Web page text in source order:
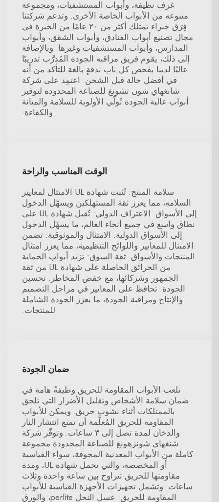
غرف نظيفة، وأبواب المستشفيات، ومجموعة
متنوعة من الأبواب الخاصة الأخرى. وتدعم شركتنا
فِرَق خبراء تمتلك أكثر من ٢٠ عامًا من الخبرة في
مجال تصنيع أبواب الفنادق، وأبواب الشقق، وأبواب
المدارس، وأبواب المستشفيات وغيرها. وبالإضافة
إلى ذلك، يقوم فريق مراقبة الجودة المُدرَّب تدريبًا
عاليًا لدينا بفحص كل باب بدقةٍ بالغة للتأكد من أنه
في أفضل حالة قبل الشحن. اعتمِد على شركة
شانغهاي شون تشونغ للصناعة المحدودة لتوفير
أبواب عالية الجودة تُولّي الأولوية للسلامة والمتانة
والكفاءة.
الوقت المناسب والراحة
سلامة المنتج: تُثبت شهادة UL الامتثال لمعايير
السلامة، مما يعزز ثقة المستهلكين ويسهّل الدخول
إلى الأسواق. الاعتراف الدولي: تُقبل شهادة UL على
نطاق واسع في جميع أنحاء العالم، ما يسهّل الدخول
إلى الأسواق الدولية. الامتثال والموثوقية: تضمن
الامتثال للمعايير واللوائح التنظيمية، مما يعزز امتثال
المنتجات والأسواق. ثقة السوق: تزيد أبواب الحماية
من الحرائق الحاصلة على شهادة UL من ثقة
الجمهور وشركائها، مع خفض المخاطر. تحسين
الجودة: تحافظ على المعايير في مراحل التصميم
والإنتاج ومراقبة الجودة، ما يعزز الجودة الشاملة
للمنتجات.
ضمان الجودة
تلعب الأبواب المقاومة للحريق وظيفةً هامة في
ضمان سلامة الأشخاص وتقليل الأضرار التي تلحق
بالممتلكات أثناء نشوب حريق. ويمكن للأبواب
المقاومة للحريق المُعلَّمة أن تمنع انتشار النار
والدخان لمدة تصل إلى ٣ ساعات. وتوفّر شركة
شنغهاي شونزهونغ للصناعة المحدودة مجموعة
كاملة من الأبواب المعدنية المجوفة، سواء القياسية
أو المخصصة، والتي تحمل شهادة UL، ومدة
مقاومتها للحريق تتراوح بين ساعة واحدة وثلاث
ساعات. وتشمل تجهيزات الأجهزة القياسية للأبواب
المقاومة للحريق: عسل النحل perlite، والورق